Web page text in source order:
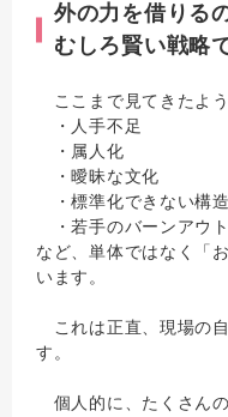
外の力を借りる
むしろ賢い戦略
ここまで見てきたよう
・人手不足
・属人化
・曖昧な文化
・標準化できない構造
・若手のバーンアウト
など、単体ではなく「
います。
これは正直、現場の
す。
個人的に、たくさん